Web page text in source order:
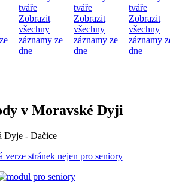
tváře
Zobrazit
všechny
záznamy ze
dne
tváře
Zobrazit
všechny
záznamy ze
dne
tváře
Zobrazit
všechny
záznamy
dne
v Moravské Dyji
verze stránek nejen pro seniory